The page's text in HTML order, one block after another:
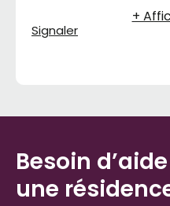
Signaler
Besoin
une